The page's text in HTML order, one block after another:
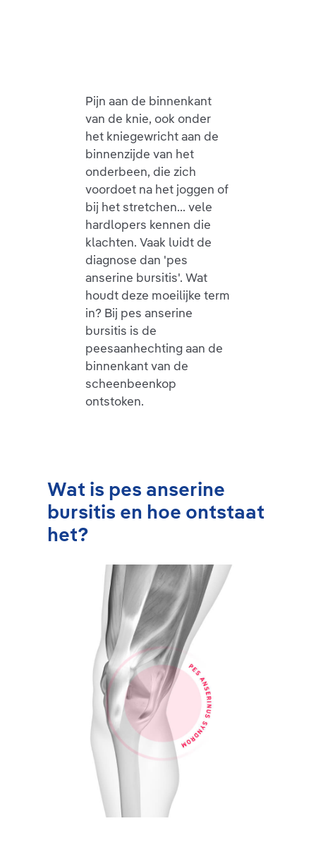
Pijn aan de binnenkant
van de knie, ook onder
het kniegewricht aan de
binnenzijde van het
onderbeen, die zich
voordoet na het joggen of
bij het stretchen... vele
hardlopers kennen die
klachten. Vaak luidt de
diagnose dan 'pes
anserine bursitis'. Wat
houdt deze moeilijke term
in? Bij pes anserine
bursitis is de
peesaanhechting aan de
binnenkant van de
scheenbeenkop
ontstoken.
Wat is pes anserine
bursitis en hoe ontstaat
het?